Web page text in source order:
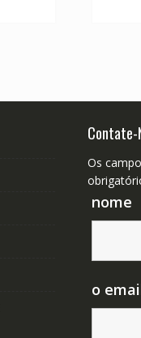
Contate-
Os
nome
o